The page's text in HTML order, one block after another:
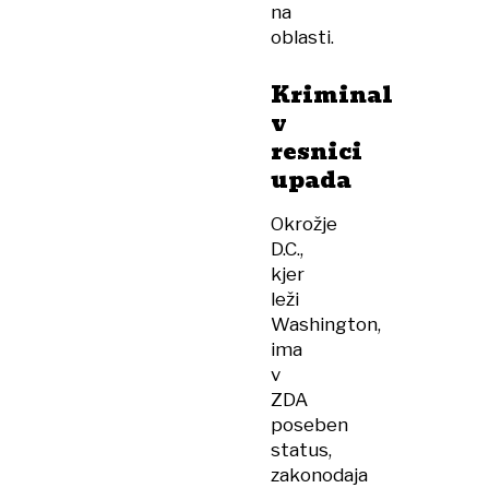
na
oblasti.
Kriminal
v
resnici
upada
Okrožje
D.C.,
kjer
leži
Washington,
ima
v
ZDA
poseben
status,
zakonodaja